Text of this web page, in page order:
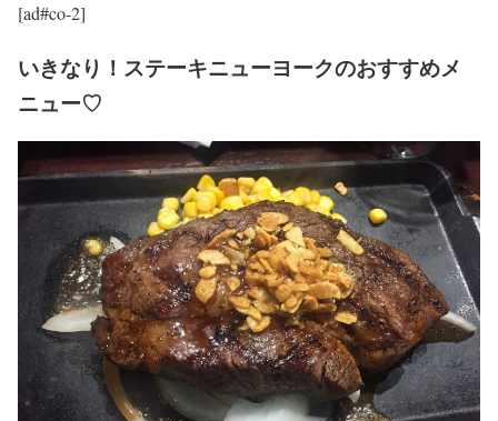
[ad#co-2]
いきなり！ステーキニューヨークのおすすめメ
ニュー♡